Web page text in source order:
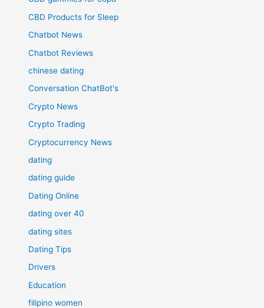
CBD Products for Sleep
Chatbot News
Chatbot Reviews
chinese dating
Conversation ChatBot's
Crypto News
Crypto Trading
Cryptocurrency News
dating
dating guide
Dating Online
dating over 40
dating sites
Dating Tips
Drivers
Education
filipino women